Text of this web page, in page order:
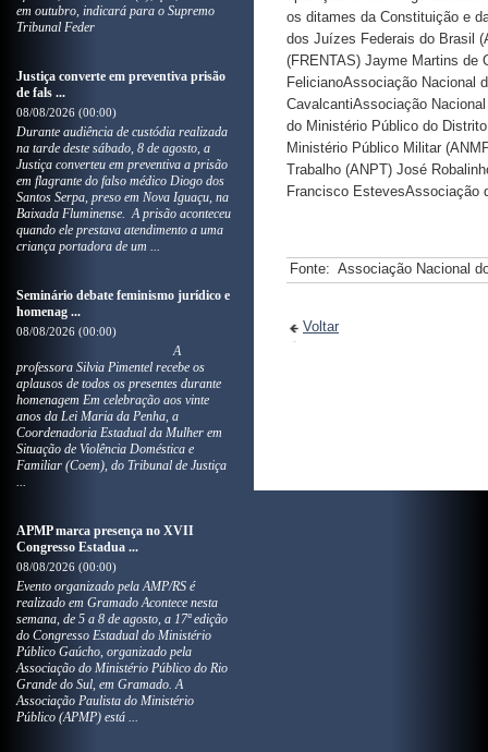
em outubro, indicará para o Supremo
Tribunal Feder
Justiça converte em preventiva prisão
de fals ...
08/08/2026 (00:00)
Durante audiência de custódia realizada
na tarde deste sábado, 8 de agosto, a
Justiça converteu em preventiva a prisão
em flagrante do falso médico Diogo dos
Santos Serpa, preso em Nova Iguaçu, na
Baixada Fluminense. A prisão aconteceu
quando ele prestava atendimento a uma
criança portadora de um ...
Seminário debate feminismo jurídico e
homenag ...
08/08/2026 (00:00)
A
professora Silvia Pimentel recebe os
aplausos de todos os presentes durante
homenagem Em celebração aos vinte
anos da Lei Maria da Penha, a
Coordenadoria Estadual da Mulher em
Situação de Violência Doméstica e
Familiar (Coem), do Tribunal de Justiça
...
APMP marca presença no XVII
Congresso Estadua ...
08/08/2026 (00:00)
Evento organizado pela AMP/RS é
realizado em Gramado Acontece nesta
semana, de 5 a 8 de agosto, a 17ª edição
do Congresso Estadual do Ministério
Público Gaúcho, organizado pela
Associação do Ministério Público do Rio
Grande do Sul, em Gramado. A
Associação Paulista do Ministério
Público (APMP) está ...
os ditames da Constituição e
dos Juízes Federais do Brasil
(FRENTAS) Jayme Martins de
FelicianoAssociação Nacional
CavalcantiAssociação
do Ministério Público do
Ministério Público Militar
Trabalho (ANPT) José
Francisco EstevesAssociação
Fonte: Associação Nacional
Voltar